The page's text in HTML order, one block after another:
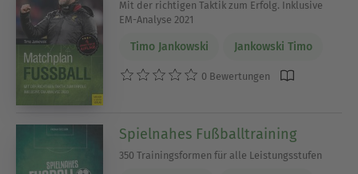
Mit der richtigen Taktik zum Erfolg. Inklusive
EM-Analyse 2021
Timo Jankowski Jankowski Timo
0 Bewertungen
Spielnahes Fußballtraining
350 Trainingsformen für alle Leistungsstufen